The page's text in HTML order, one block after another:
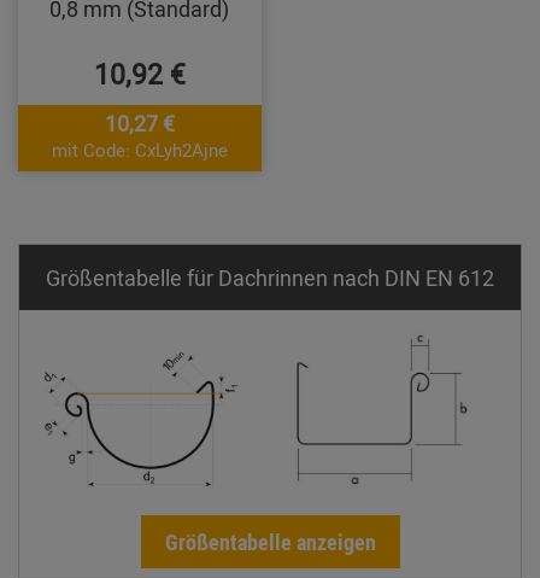
0,8 mm (Standard)
10,92 €
10,27 €
mit Code: CxLyh2Ajne
Größentabelle für Dachrinnen nach DIN EN 612
Größentabelle anzeigen